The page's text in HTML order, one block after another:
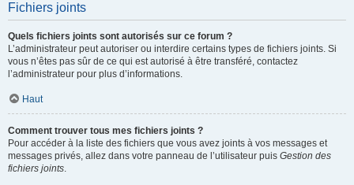
Fichiers joints
Quels fichiers joints sont autorisés sur ce forum ?
L’administrateur peut autoriser ou interdire certains types de fichiers joints. Si
vous n’êtes pas sûr de ce qui est autorisé à être transféré, contactez
l’administrateur pour plus d’informations.
Haut
Comment trouver tous mes fichiers joints ?
Pour accéder à la liste des fichiers que vous avez joints à vos messages et
messages privés, allez dans votre panneau de l’utilisateur puis Gestion des
fichiers joints.